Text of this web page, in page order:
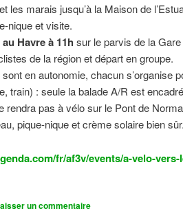
les marais jusqu’à la Maison de
nique et visite.
Havre à 11h sur le parvis de la
de la région et départ en groupe.
en autonomie, chacun s’organise
train) : seule la balade A/R est
rendra pas à vélo sur le Pont de
pique-nique et crème solaire bien
fr/af3v/events/a-velo-
un commentaire